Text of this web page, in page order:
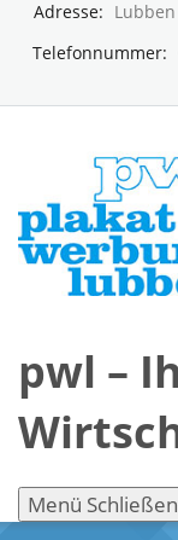
Adresse:
Telefonnummer:
pwl –
Menü Schließen